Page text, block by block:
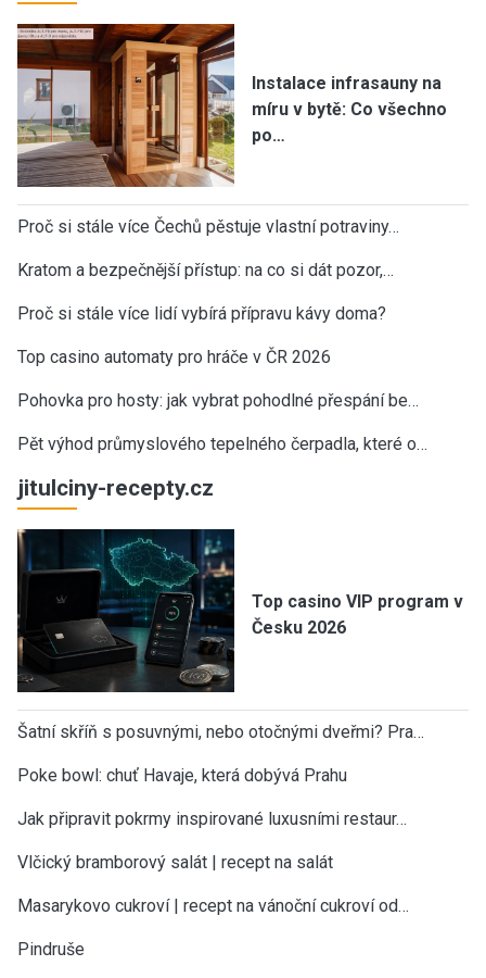
Instalace infrasauny na
míru v bytě: Co všechno
po…
Proč si stále více Čechů pěstuje vlastní potraviny…
Kratom a bezpečnější přístup: na co si dát pozor,…
Proč si stále více lidí vybírá přípravu kávy doma?
Top casino automaty pro hráče v ČR 2026
Pohovka pro hosty: jak vybrat pohodlné přespání be…
Pět výhod průmyslového tepelného čerpadla, které o…
jitulciny-recepty.cz
Top casino VIP program v
Česku 2026
Šatní skříň s posuvnými, nebo otočnými dveřmi? Pra…
Poke bowl: chuť Havaje, která dobývá Prahu
Jak připravit pokrmy inspirované luxusními restaur…
Vlčický bramborový salát | recept na salát
Masarykovo cukroví | recept na vánoční cukroví od…
Pindruše